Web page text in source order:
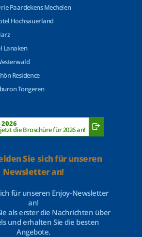
Paardekens Mechelen
Hochsauerland
Lanaken
Residence
Tongeren
die Broschüre für 2026 an!
Sie sich für unseren
Newsletter an!
für unseren Enjoy-Newsletter
an!
als erster die Nachrichten über
und erhalten Sie die besten
Angebote.